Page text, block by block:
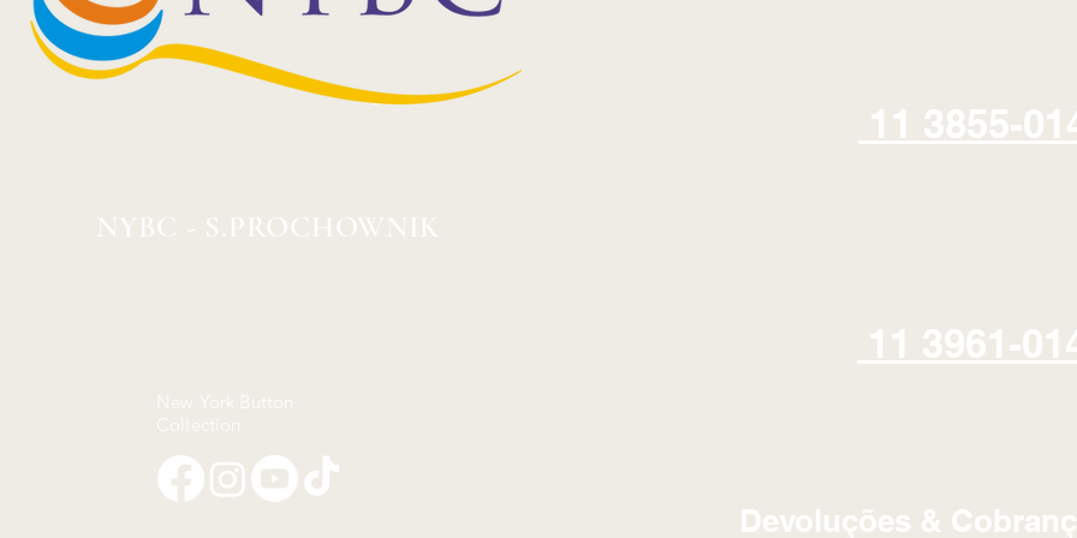
11 3855-
NYBC - S.PROCHOWNIK
11 3961-
New York Button
Devoluções &